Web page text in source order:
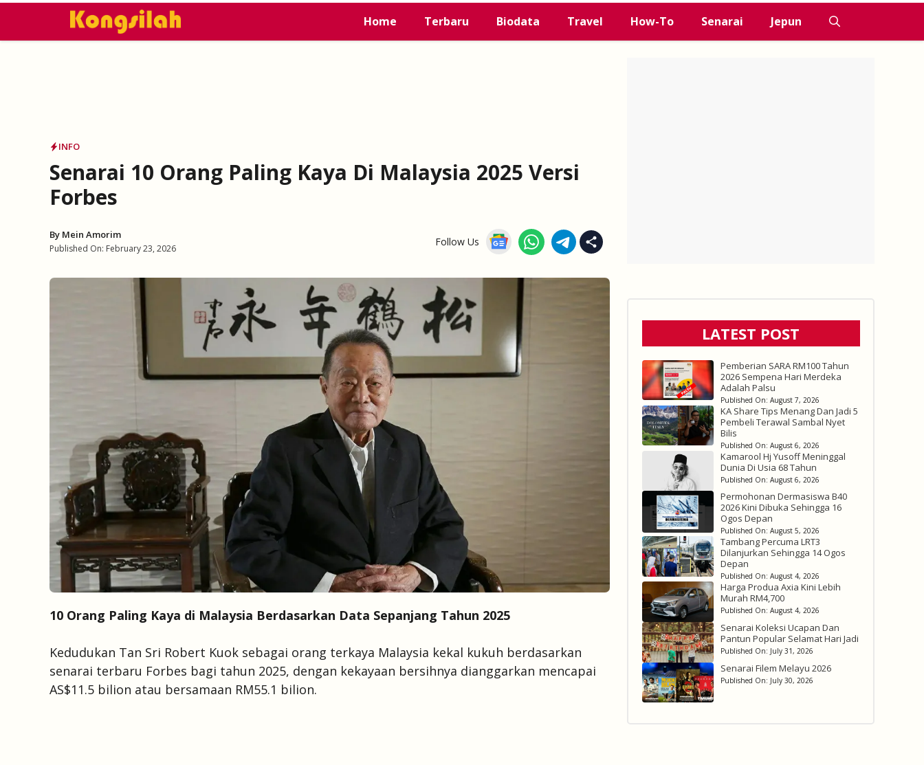
Home Terbaru Biodata Travel How-To Senarai Jepun
INFO
Senarai 10 Orang Paling Kaya Di Malaysia 2025 Versi
Forbes
By Mein Amorim
Published On: February 23, 2026
Follow Us
10 Orang Paling Kaya di Malaysia Berdasarkan Data Sepanjang Tahun 2025
Kedudukan Tan Sri Robert Kuok sebagai orang terkaya Malaysia kekal kukuh berdasarkan
senarai terbaru Forbes bagi tahun 2025, dengan kekayaan bersihnya dianggarkan mencapai
AS$11.5 bilion atau bersamaan RM55.1 bilion.
LATEST POST
Pemberian SARA RM100 Tahun
2026 Sempena Hari Merdeka
Adalah Palsu
Published On: August 7, 2026
KA Share Tips Menang Dan Jadi 5
Pembeli Terawal Sambal Nyet
Bilis
Published On: August 6, 2026
Kamarool Hj Yusoff Meninggal
Dunia Di Usia 68 Tahun
Published On: August 6, 2026
Permohonan Dermasiswa B40
2026 Kini Dibuka Sehingga 16
Ogos Depan
Published On: August 5, 2026
Tambang Percuma LRT3
Dilanjurkan Sehingga 14 Ogos
Depan
Published On: August 4, 2026
Harga Produa Axia Kini Lebih
Murah RM4,700
Published On: August 4, 2026
Senarai Koleksi Ucapan Dan
Pantun Popular Selamat Hari Jadi
Published On: July 31, 2026
Senarai Filem Melayu 2026
Published On: July 30, 2026